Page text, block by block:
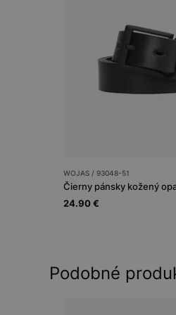
WOJAS / 93048-51
Čierny pánsky kožený
24.90 €
Podobné